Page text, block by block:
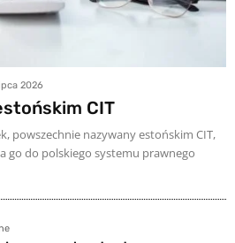
2026
CIT
powszechnie nazywany estońskim CIT,
go do polskiego systemu prawnego